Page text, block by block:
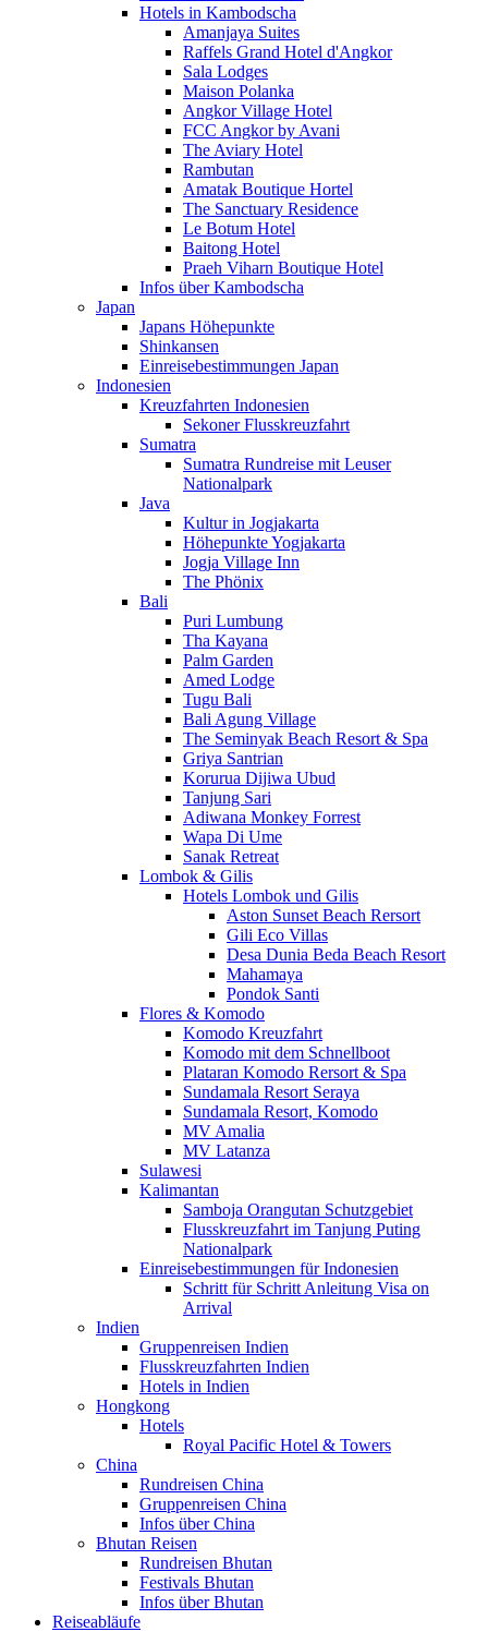
Hotels in Kambodscha
Amanjaya Suites
Raffels Grand Hotel d'Angkor
Sala Lodges
Maison Polanka
Angkor Village Hotel
FCC Angkor by Avani
The Aviary Hotel
Rambutan
Amatak Boutique Hortel
The Sanctuary Residence
Le Botum Hotel
Baitong Hotel
Praeh Viharn Boutique Hotel
Infos über Kambodscha
Japan
Japans Höhepunkte
Shinkansen
Einreisebestimmungen Japan
Indonesien
Kreuzfahrten Indonesien
Sekoner Flusskreuzfahrt
Sumatra
Sumatra Rundreise mit Leuser
Nationalpark
Java
Kultur in Jogjakarta
Höhepunkte Yogjakarta
Jogja Village Inn
The Phönix
Bali
Puri Lumbung
Tha Kayana
Palm Garden
Amed Lodge
Tugu Bali
Bali Agung Village
The Seminyak Beach Resort & Spa
Griya Santrian
Korurua Dijiwa Ubud
Tanjung Sari
Adiwana Monkey Forrest
Wapa Di Ume
Sanak Retreat
Lombok & Gilis
Hotels Lombok und Gilis
Aston Sunset Beach Rersort
Gili Eco Villas
Desa Dunia Beda Beach Resort
Mahamaya
Pondok Santi
Flores & Komodo
Komodo Kreuzfahrt
Komodo mit dem Schnellboot
Plataran Komodo Rersort & Spa
Sundamala Resort Seraya
Sundamala Resort, Komodo
MV Amalia
MV Latanza
Sulawesi
Kalimantan
Samboja Orangutan Schutzgebiet
Flusskreuzfahrt im Tanjung Puting
Nationalpark
Einreisebestimmungen für Indonesien
Schritt für Schritt Anleitung Visa on
Arrival
Indien
Gruppenreisen Indien
Flusskreuzfahrten Indien
Hotels in Indien
Hongkong
Hotels
Royal Pacific Hotel & Towers
China
Rundreisen China
Gruppenreisen China
Infos über China
Bhutan Reisen
Rundreisen Bhutan
Festivals Bhutan
Infos über Bhutan
Reiseabläufe